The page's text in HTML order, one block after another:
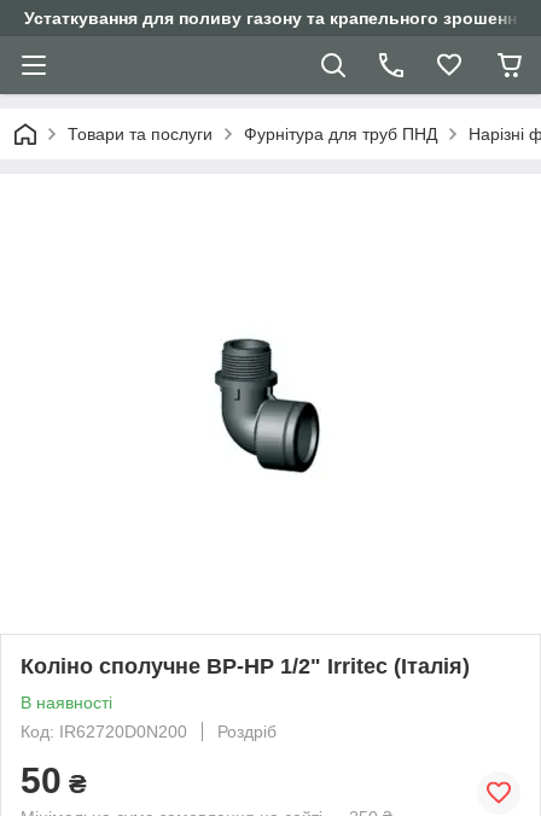
Устаткування для поливу газону та крапельного зрошення
Товари та послуги Фурнітура для труб ПНД Нарізні
Коліно сполучне ВР-НР 1/2" Irritec (Італія)
В наявності
Код: IR62720D0N200
Роздріб
50 ₴